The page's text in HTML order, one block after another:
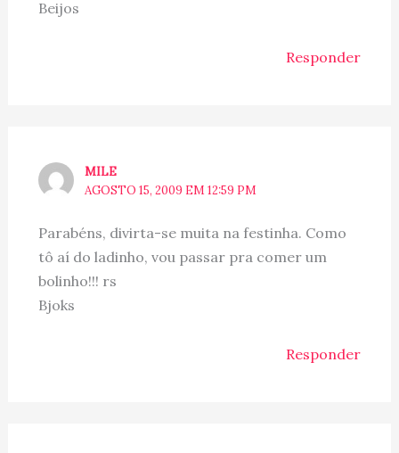
Beijos
Responder
MILE
AGOSTO 15, 2009 EM 12:59 PM
Parabéns, divirta-se muita na festinha. Como
tô aí do ladinho, vou passar pra comer um
bolinho!!! rs
Bjoks
Responder